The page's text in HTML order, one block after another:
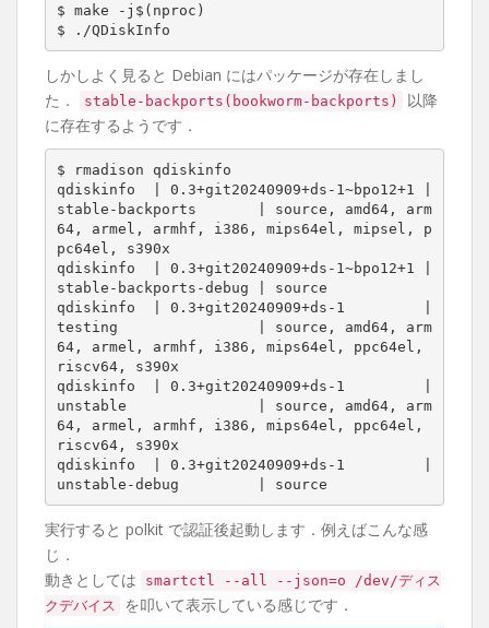
$ make -j$(nproc)
$ ./QDiskInfo
しかしよく見ると Debian にはパッケージが存在しまし
た．
stable-backports(bookworm-backports)
以降
に存在するようです．
$ rmadison qdiskinfo
qdiskinfo  | 0.3+git20240909+ds-1~bpo12+1 |
stable-backports       | source, amd64, arm
64, armel, armhf, i386, mips64el, mipsel, p
pc64el, s390x
qdiskinfo  | 0.3+git20240909+ds-1~bpo12+1 |
stable-backports-debug | source
qdiskinfo  | 0.3+git20240909+ds-1         |
testing                | source, amd64, arm
64, armel, armhf, i386, mips64el, ppc64el,
riscv64, s390x
qdiskinfo  | 0.3+git20240909+ds-1         |
unstable               | source, amd64, arm
64, armel, armhf, i386, mips64el, ppc64el,
riscv64, s390x
qdiskinfo  | 0.3+git20240909+ds-1         |
unstable-debug         | source
実行すると polkit で認証後起動します．例えばこんな感
じ．
動きとしては
smartctl --all --json=o /dev/ディス
クデバイス
を叩いて表示している感じです．